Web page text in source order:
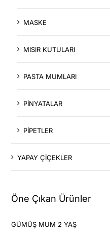
MASKE
MISIR KUTULARI
PASTA MUMLARI
PİNYATALAR
PİPETLER
YAPAY ÇİÇEKLER
Öne Çıkan Ürünler
GÜMÜŞ MUM 2 YAŞ